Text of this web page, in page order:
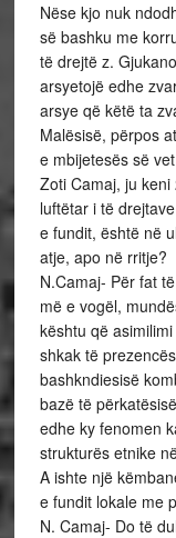
Nëse kjo nuk
së bashku me
të drejtë z.
arsyetojë edhe
arsye që këtë ta
Malësisë, përpos
e mbijetesës së
Zoti Camaj, ju
luftëtar i të
e fundit, është në
atje, apo në rritje?
N.Camaj- Për fat
më e vogël,
kështu që
shkak të
bashkndiesisë
bazë të
edhe ky fenomen
strukturës etnike
A ishte një
e fundit lokale me
N. Camaj- Do të